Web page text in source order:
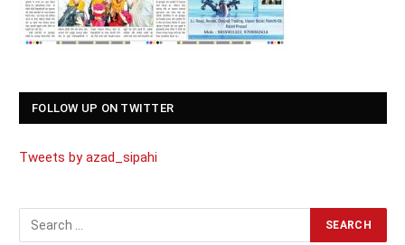
FOLLOW UP ON TWITTER
Tweets by azad_sipahi